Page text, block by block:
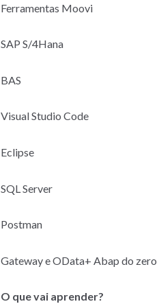
Ferramentas Moovi
SAP S/4Hana
BAS
Visual Studio Code
Eclipse
SQL Server
Postman
Gateway e OData+ Abap do
O que vai aprender?